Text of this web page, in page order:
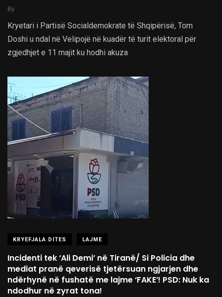
By .
Kryetari i Partisë Socialdemokrate të Shqipërisë, Tom
Doshi u ndal në Velipojë në kuadër të turit elektoral për
zgjedhjet e 11 majit ku hodhi akuza
KRYEFJALA DITES LAJME
Incidenti tek ‘Ali Demi’ në Tiranë/ Si Policia dhe
mediat pranë qeverisë tjetërsuan ngjarjen dhe
ndërhynë në fushatë me lajme ‘FAKE’! PSD: Nuk ka
ndodhur në zyrat tona!